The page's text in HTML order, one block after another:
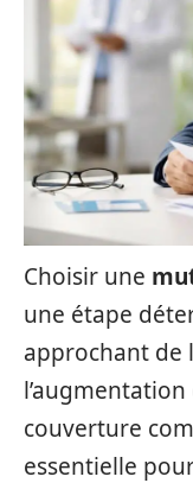
Choisir une
une étape
approchant de
couverture
essentielle